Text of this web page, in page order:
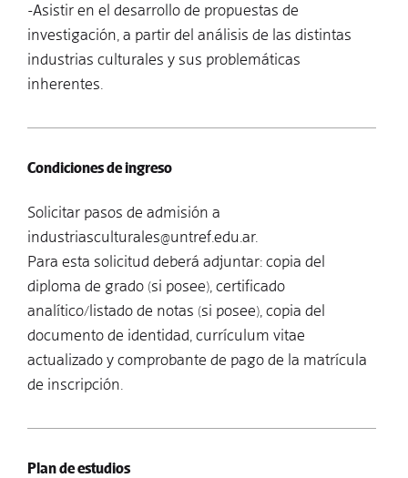
-Asistir en el desarrollo de propuestas de
investigación, a partir del análisis de las distintas
industrias culturales y sus problemáticas
inherentes.
Condiciones de ingreso
Solicitar pasos de admisión a
industriasculturales@untref.edu.ar.
Para esta solicitud deberá adjuntar: copia del
diploma de grado (si posee), certificado
analítico/listado de notas (si posee), copia del
documento de identidad, currículum vitae
actualizado y comprobante de pago de la matrícula
de inscripción.
Plan de estudios